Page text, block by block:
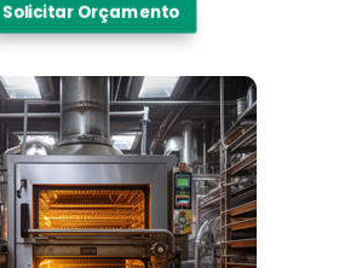
Solicitar Orçamento